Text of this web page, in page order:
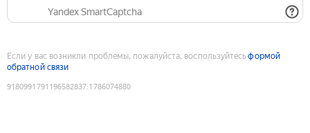
Yandex SmartCaptcha
Если у вас возникли проблемы, пожалуйста, воспользуйтесьформой
обратной связи
9180991791196582837:1786074880